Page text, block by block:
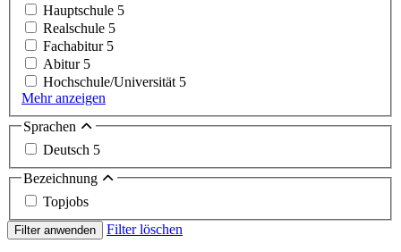
Hauptschule 5
Realschule 5
Fachabitur 5
Abitur 5
Hochschule/Universität 5
Mehr anzeigen
Sprachen
Deutsch 5
Bezeichnung
Topjobs
Filter anwenden Filter löschen